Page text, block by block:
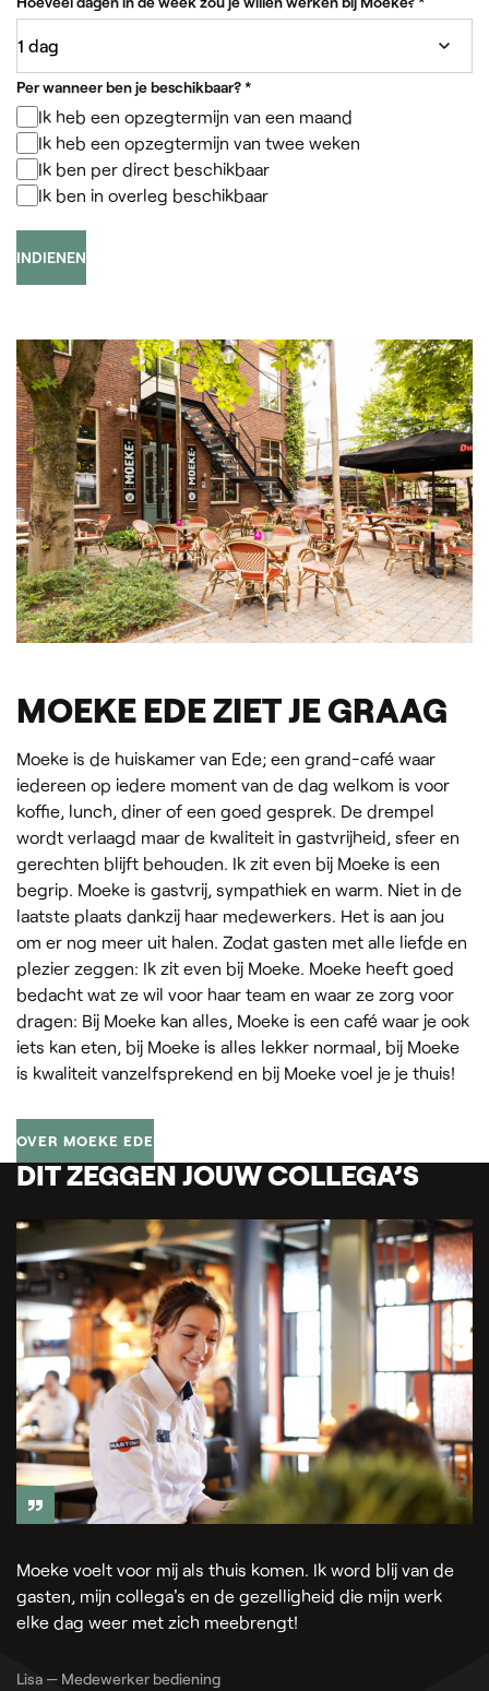
Per wanneer ben je beschikbaar?*
Ik heb een opzegtermijn van een maand
Ik heb een opzegtermijn van twee weken
Ik ben per direct beschikbaar
Ik ben in overleg beschikbaar
INDIENEN
MOEKE EDE ZIET JE GRAAG
Moeke is de huiskamer van Ede; een grand-café waar
iedereen op iedere moment van de dag welkom is voor
koffie, lunch, diner of een goed gesprek. De drempel
wordt verlaagd maar de kwaliteit in gastvrijheid, sfeer en
gerechten blijft behouden. Ik zit even bij Moeke is een
begrip. Moeke is gastvrij, sympathiek en warm. Niet in de
laatste plaats dankzij haar medewerkers. Het is aan jou
om er nog meer uit halen. Zodat gasten met alle liefde en
plezier zeggen: Ik zit even bij Moeke. Moeke heeft goed
bedacht wat ze wil voor haar team en waar ze zorg voor
dragen: Bij Moeke kan alles, Moeke is een café waar je ook
iets kan eten, bij Moeke is alles lekker normaal, bij Moeke
is kwaliteit vanzelfsprekend en bij Moeke voel je je thuis!
OVER MOEKE EDE
DIT ZEGGEN JOUW COLLEGA’S
Moeke voelt voor mij als thuis komen. Ik word blij van de
gasten, mijn collega's en de gezelligheid die mijn werk
elke dag weer met zich meebrengt!
Lisa — Medewerker bediening